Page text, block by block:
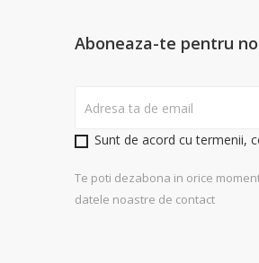
Aboneaza-te pentru
Sunt de acord cu termenii,
Te poti dezabona in orice
datele noastre de contact